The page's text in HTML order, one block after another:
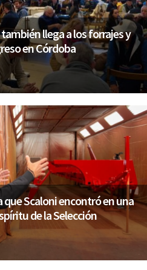
llega a los forrajes y
en Córdoba
que Scaloni encontró en una
de la Selección